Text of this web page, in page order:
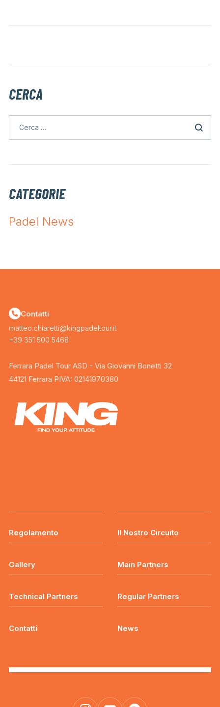
CERCA
CATEGORIE
Padel News
Contatti
matteo.chiaretti@kingpadeltour.it
+39 351 500 5468
Ferrara Padel Tour ASD - Via Giovanni Bonetti 32
44121 Ferrara PIVA: 02141970380
Regolamento Il Nostro Circuito
Gallery Main Partners
Technical Partners Regular Partners
Contatti News